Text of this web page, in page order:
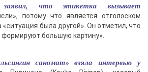
что этикетка вызывает
потому что является отголоском
«ситуация была другой». Он отметил, что
большую картину».
саномат» взяла интервью у